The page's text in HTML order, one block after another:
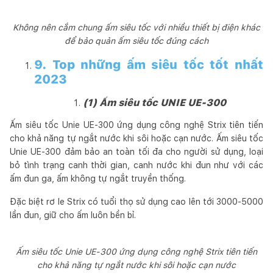
Không nên cắm chung ấm siêu tốc với nhiều thiết bị điện khác
để bảo quản ấm siêu tốc đúng cách
9. Top những ấm siêu tốc tốt nhất
2023
(1) Ấm siêu tốc UNIE UE-300
Ấm siêu tốc Unie UE-300 ứng dụng công nghệ Strix tiên tiến
cho khả năng tự ngắt nước khi sôi hoặc cạn nước. Ấm siêu tốc
Unie UE-300 đảm bảo an toàn tối đa cho người sử dụng, loại
bỏ tình trạng canh thời gian, canh nước khi đun như với các
ấm đun ga, ấm không tự ngắt truyền thống.
Đặc biệt rơ le Strix có tuổi thọ sử dụng cao lên tới 3000-5000
lần đun, giữ cho ấm luôn bền bỉ.
Ấm siêu tốc Unie UE-300 ứng dụng công nghệ Strix tiên tiến
cho khả năng tự ngắt nước khi sôi hoặc cạn nước